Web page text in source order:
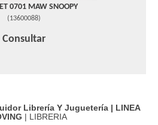
0701 MAW SNOOPY
(13600088)
Consultar
Librería Y Juguetería | LINEA
| LIBRERIA